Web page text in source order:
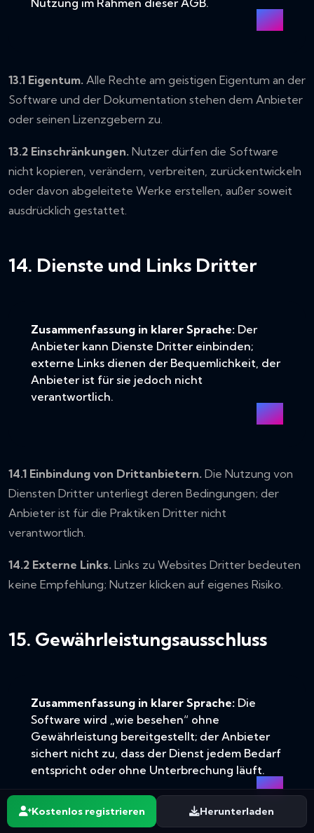
Nutzung im Rahmen dieser AGB.
13.1 Eigentum. Alle Rechte am geistigen Eigentum an der
Software und der Dokumentation stehen dem Anbieter
oder seinen Lizenzgebern zu.
13.2 Einschränkungen. Nutzer dürfen die Software
nicht kopieren, verändern, verbreiten, zurückentwickeln
oder davon abgeleitete Werke erstellen, außer soweit
ausdrücklich gestattet.
14. Dienste und Links Dritter
Zusammenfassung in klarer Sprache: Der
Anbieter kann Dienste Dritter einbinden;
externe Links dienen der Bequemlichkeit, der
Anbieter ist für sie jedoch nicht
verantwortlich.
14.1 Einbindung von Drittanbietern. Die Nutzung von
Diensten Dritter unterliegt deren Bedingungen; der
Anbieter ist für die Praktiken Dritter nicht
verantwortlich.
14.2 Externe Links. Links zu Websites Dritter bedeuten
keine Empfehlung; Nutzer klicken auf eigenes Risiko.
15. Gewährleistungsausschluss
Zusammenfassung in klarer Sprache: Die
Software wird „wie besehen“ ohne
Gewährleistung bereitgestellt; der Anbieter
sichert nicht zu, dass der Dienst jedem Bedarf
entspricht oder ohne Unterbrechung läuft.
Kostenlos registrieren Herunterladen